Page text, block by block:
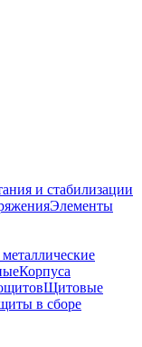
и стабилизации
Элементы
Корпуса
Щитовые
в сборе